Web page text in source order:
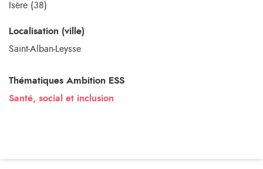
Isère (38)
Localisation (ville)
Saint-Alban-Leysse
Thématiques Ambition ESS
Santé, social et inclusion